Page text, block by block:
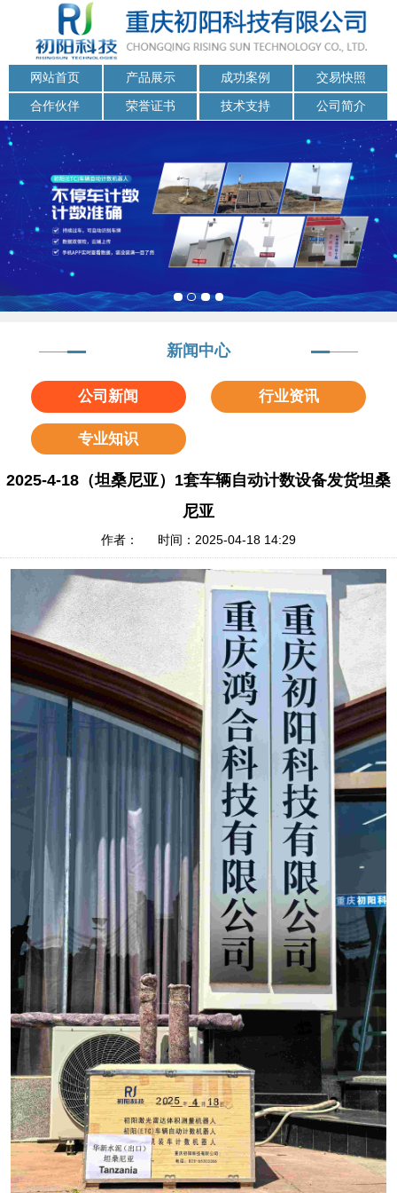
网站首页 产品展示 成功案例 交易快照
合作伙伴 荣誉证书 技术支持 公司简介
新闻中心
公司新闻 行业资讯
专业知识
2025-4-18（坦桑尼亚）1套车辆自动计数设备发货坦桑
尼亚
作者： 时间：2025-04-18 14:29